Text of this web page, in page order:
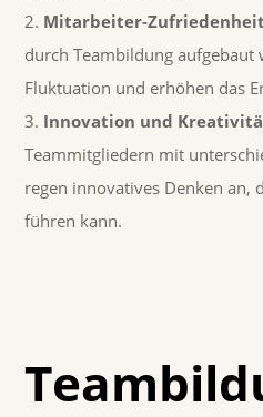
Mitarbeiter-Zufriedenheit
durch Teambildung
Fluktuation und erhöhen das
Innovation und
Teammitgliedern mit
regen innovatives Denken an,
führen kann.